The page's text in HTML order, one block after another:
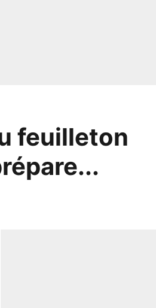
feuilleton